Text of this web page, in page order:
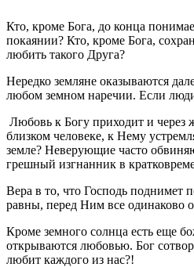
Кто, кроме Бога, до конца
покаянии? Кто, кроме Бога,
любить такого Друга?
Нередко земляне оказываются
любом земном наречии. Если люди
Любовь к Богу приходит и через
близком человеке, к Нему
земле? Неверующие часто
грешный изгнанник в
Вера в то, что Господь поднимет
равны, перед Ним все одинаково
Кроме земного солнца есть еще
открываются любовью. Бог
любит каждого из нас?!